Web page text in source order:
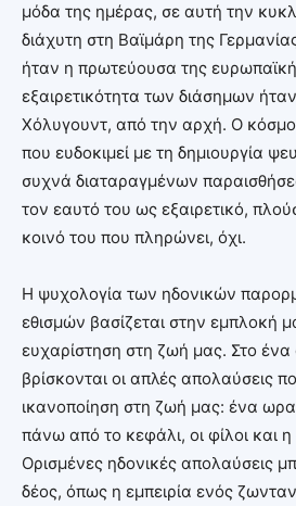
μόδα της ημέρας, σε αυτή την
διάχυτη στη Βαϊμάρη της
ήταν η πρωτεύουσα της
εξαιρετικότητα των διάσημων
Χόλυγουντ, από την αρχή. Ο
που ευδοκιμεί με τη δημιουργία
συχνά διαταραγμένων
τον εαυτό του ως εξαιρετικό,
κοινό του που πληρώνει, όχι.
Η ψυχολογία των ηδονικών
εθισμών βασίζεται στην εμπλοκή
ευχαρίστηση στη ζωή μας. Στο
βρίσκονται οι απλές απολαύσεις
ικανοποίηση στη ζωή μας: ένα
πάνω από το κεφάλι, οι φίλοι και η
Ορισμένες ηδονικές απολαύσεις
δέος, όπως η εμπειρία ενός